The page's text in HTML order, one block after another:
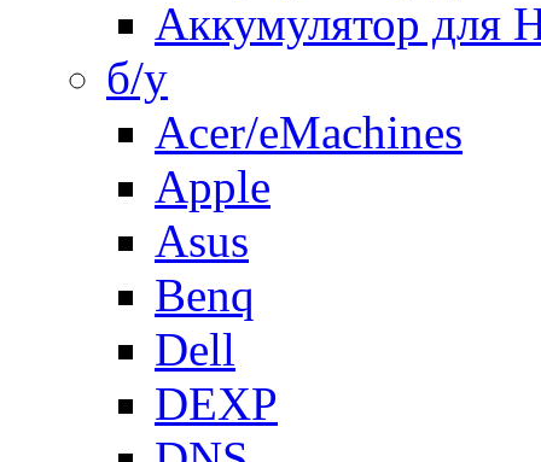
Аккумулятор для
б/у
Acer/eMachines
Apple
Asus
Benq
Dell
DEXP